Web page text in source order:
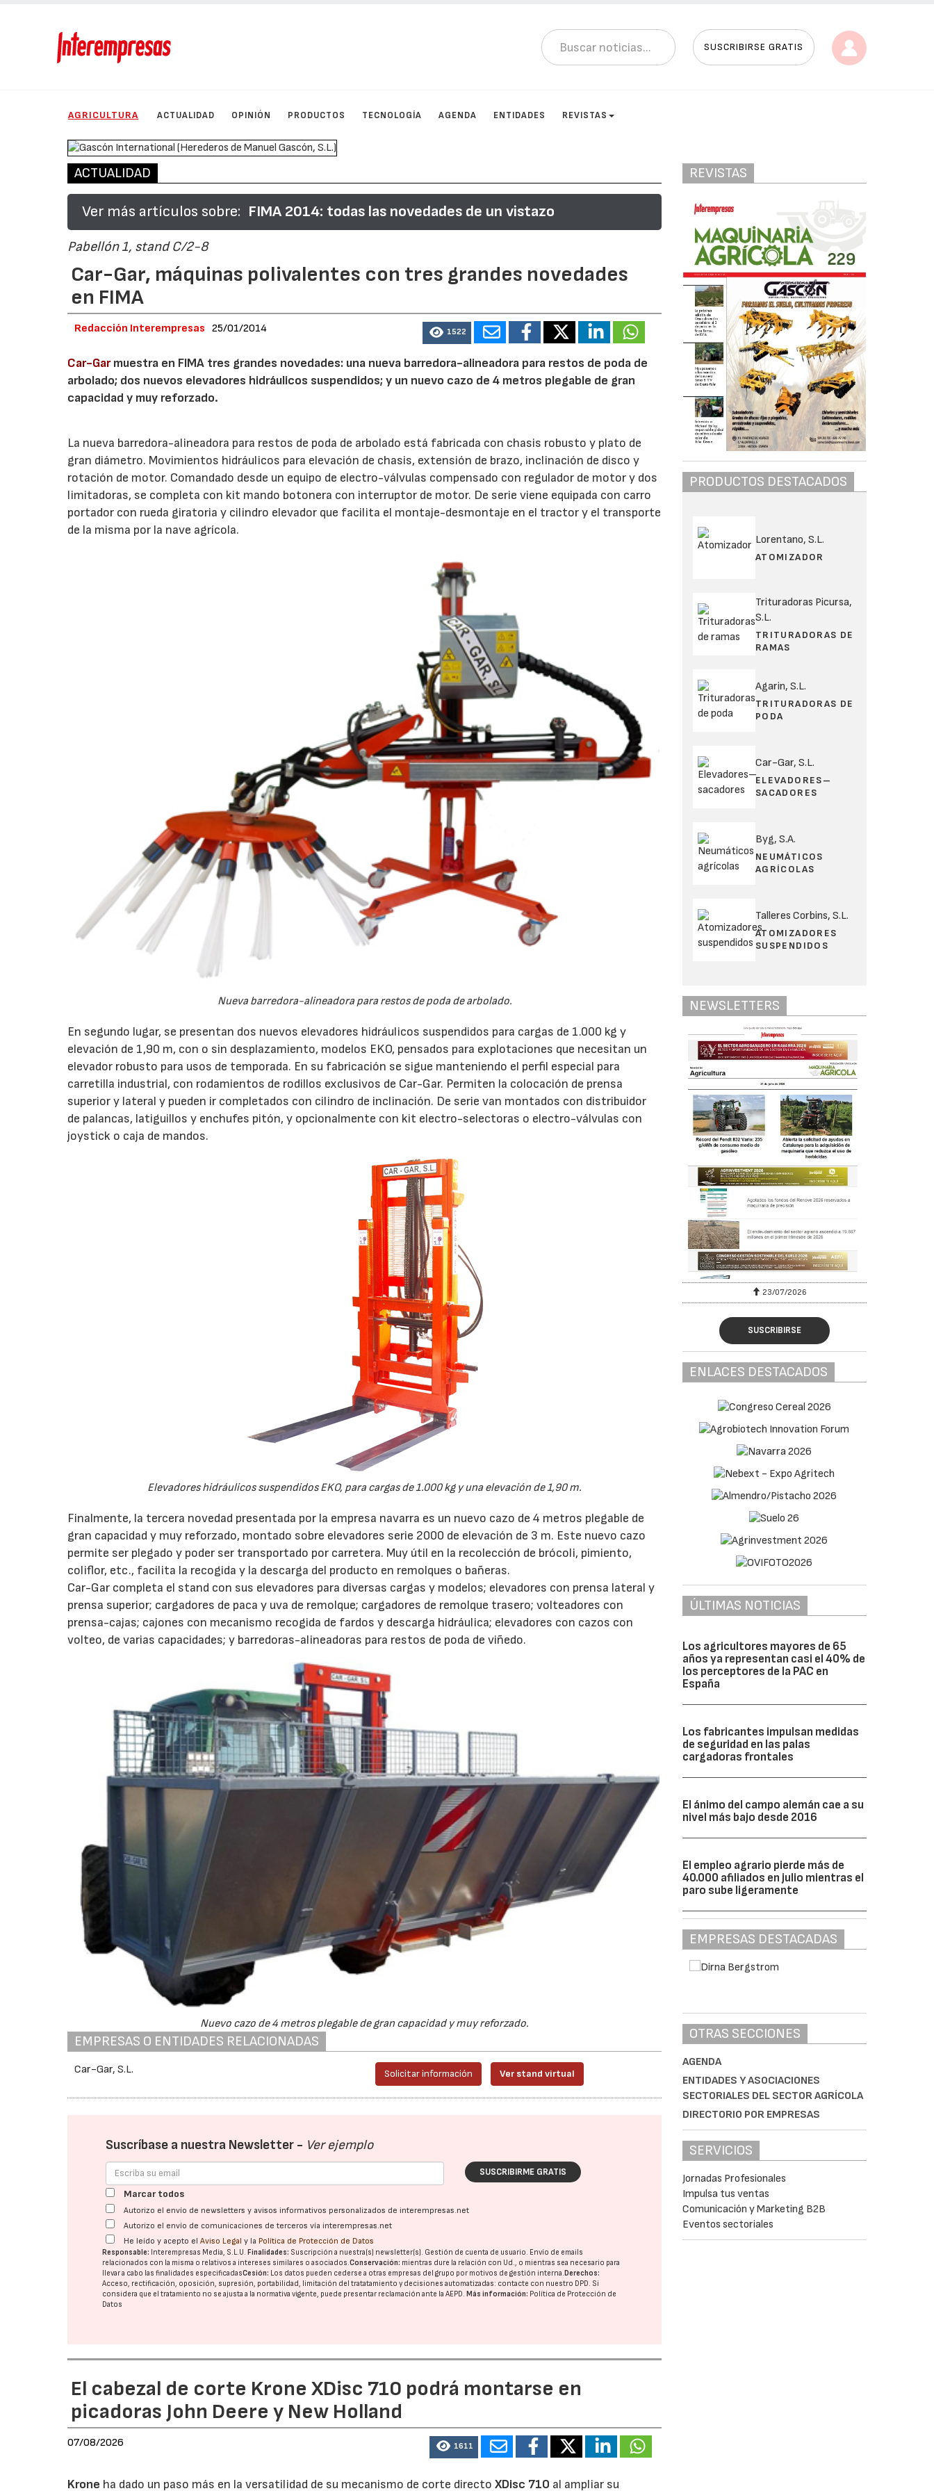
SUSCRIBIRSE GRATIS
AGRICULTURA ACTUALIDAD OPINIÓN PRODUCTOS TECNOLOGÍA AGENDA ENTIDADES REVISTAS
ACTUALIDAD
Ver más artículos sobre: FIMA 2014: todas las novedades de un vistazo
Pabellón 1, stand C/2-8
Car-Gar, máquinas polivalentes con tres grandes novedades
en FIMA
Redacción Interempresas 25/01/2014 1522
Car-Garmuestra en FIMA tres grandes novedades: una nueva barredora-alineadora para restos de poda de
arbolado; dos nuevos elevadores hidráulicos suspendidos; y un nuevo cazo de 4 metros plegable de gran
capacidad y muy reforzado.
La nueva barredora-alineadora para restos de poda de arbolado está fabricada con chasis robusto y plato de
gran diámetro. Movimientos hidráulicos para elevación de chasis, extensión de brazo, inclinación de disco y
rotación de motor. Comandado desde un equipo de electro-válvulas compensado con regulador de motor y dos
limitadoras, se completa con kit mando botonera con interruptor de motor. De serie viene equipada con carro
portador con rueda giratoria y cilindro elevador que facilita el montaje-desmontaje en el tractor y el transporte
de la misma por la nave agrícola.
Nueva barredora-alineadora para restos de poda de arbolado.
En segundo lugar, se presentan dos nuevos elevadores hidráulicos suspendidos para cargas de 1.000 kg y
elevación de 1,90 m, con o sin desplazamiento, modelos EKO, pensados para explotaciones que necesitan un
elevador robusto para usos de temporada. En su fabricación se sigue manteniendo el perfil especial para
carretilla industrial, con rodamientos de rodillos exclusivos de Car-Gar. Permiten la colocación de prensa
superior y lateral y pueden ir completados con cilindro de inclinación. De serie van montados con distribuidor
de palancas, latiguillos y enchufes pitón, y opcionalmente con kit electro-selectoras o electro-válvulas con
joystick o caja de mandos.
Elevadores hidráulicos suspendidos EKO, para cargas de 1.000 kg y una elevación de 1,90 m.
Finalmente, la tercera novedad presentada por la empresa navarra es un nuevo cazo de 4 metros plegable de
gran capacidad y muy reforzado, montado sobre elevadores serie 2000 de elevación de 3 m. Este nuevo cazo
permite ser plegado y poder ser transportado por carretera. Muy útil en la recolección de brócoli, pimiento,
coliflor, etc., facilita la recogida y la descarga del producto en remolques o bañeras.
Car-Gar completa el stand con sus elevadores para diversas cargas y modelos; elevadores con prensa lateral y
prensa superior; cargadores de paca y uva de remolque; cargadores de remolque trasero; volteadores con
prensa-cajas; cajones con mecanismo recogida de fardos y descarga hidráulica; elevadores con cazos con
volteo, de varias capacidades; y barredoras-alineadoras para restos de poda de viñedo.
Nuevo cazo de 4 metros plegable de gran capacidad y muy reforzado.
EMPRESAS O ENTIDADES RELACIONADAS
Car-Gar, S.L. Solicitar información Ver stand virtual
Suscríbase a nuestra Newsletter - Ver ejemplo
SUSCRIBIRME GRATIS
Marcar todos
Autorizo el envío de newsletters y avisos informativos personalizados de interempresas.net
Autorizo el envío de comunicaciones de terceros vía interempresas.net
He leído y acepto elAviso Legal y la Política de Protección de Datos
Responsable: Interempresas Media, S.L.U.Finalidades: Suscripción a nuestra(s) newsletter(s). Gestión de cuenta de usuario. Envío de emails
relacionados con la misma o relativos a intereses similares o asociados.Conservación: mientras dure la relación con Ud., o mientras sea necesario para
llevar a cabo las finalidades especificadasCesión: Los datos pueden cederse a otras empresas del grupo por motivos de gestión interna.Derechos:
Acceso, rectificación, oposición, supresión, portabilidad, limitación del tratatamiento y decisiones automatizadas: contacte con nuestro DPD. Si
considera que el tratamiento no se ajusta a la normativa vigente, puede presentar reclamación ante laAEPD.Más información: Política de Protección de
Datos
El cabezal de corte Krone XDisc 710 podrá montarse en
picadoras John Deere y New Holland
07/08/2026 1611
Krone ha dado un paso más en la versatilidad de su mecanismo de corte directoXDisc 710 al ampliar su
REVISTAS
PRODUCTOS DESTACADOS
Lorentano, S.L.
ATOMIZADOR
Trituradoras Picursa,
S.L.
TRITURADORAS DE
RAMAS
Agarin, S.L.
TRITURADORAS DE
PODA
Car-Gar, S.L.
ELEVADORES–
SACADORES
Byg, S.A.
NEUMÁTICOS
AGRÍCOLAS
Talleres Corbins, S.L.
ATOMIZADORES
SUSPENDIDOS
NEWSLETTERS
23/07/2026 23/07/2026
SUSCRIBIRSE
ENLACES DESTACADOS
ÚLTIMAS NOTICIAS
Los agricultores mayores de 65
años ya representan casi el 40% de
los perceptores de la PAC en
España
Los fabricantes impulsan medidas
de seguridad en las palas
cargadoras frontales
El ánimo del campo alemán cae a su
nivel más bajo desde 2016
El empleo agrario pierde más de
40.000 afiliados en julio mientras el
paro sube ligeramente
EMPRESAS DESTACADAS
OTRAS SECCIONES
AGENDA
ENTIDADES Y ASOCIACIONES
SECTORIALES DEL SECTOR AGRÍCOLA
DIRECTORIO POR EMPRESAS
SERVICIOS
Jornadas Profesionales
Impulsa tus ventas
Comunicación y Marketing B2B
Eventos sectoriales